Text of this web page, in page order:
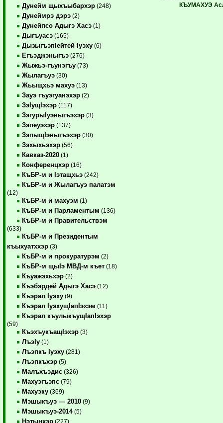
Дунейм щыхъыбархэр (248)
Дунеймрэ дэрэ (2)
Дунейпсо Адыгэ Хасэ (1)
Дыгъуасэ (165)
ДызыгъэпIейтей Iуэху (6)
Егъэджэныгъэ (276)
Жыжьэ-гъунэгъу (73)
Жылагъуэ (30)
Жьыщхьэ махуэ (13)
Зауэ гъуэгуанэхэр (2)
ЗэIущIэхэр (117)
ЗэгурыIуэныгъэхэр (3)
Зэпеуэхэр (137)
ЗэпыщIэныгъэхэр (30)
Зэхыхьэхэр (56)
Кавказ-2020 (1)
Конференцхэр (16)
КъБР-м и Iэтащхьэ (242)
КъБР-м и Жылагъуэ палатэм
(12)
КъБР-м и махуэм (1)
КъБР-м и Парламентым (136)
КъБР-м и Правительствэм
(633)
КъБР-м и Президентым
къыхуатххэр (3)
КъБР-м и прокуратурэм (2)
КъБР-м щыIэ МВД-м къет (18)
Къуажэхьхэр (2)
Къэбэрдей Адыгэ Хасэ (12)
Къэрал Iуэху (9)
Къэрал IуэхущIапIэхэм (11)
Къэрал къулыкъущIапIэхэр
(59)
КъэхъукъащIэхэр (3)
ЛъэIу (1)
Лъэпкъ Iуэху (281)
Лъэпкъхэр (5)
Малъхъэдис (326)
Махуэгъэпс (79)
Махуэку (369)
Мэшыкъуэ — 2010 (9)
Мэшыкъуэ-2014(5)
Нэтынхэр (227)
КЪУМАХУЭ